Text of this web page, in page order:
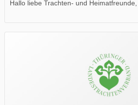
Hallo liebe Trachten- und Heimatfreunde,
Wir wünschen Euch viel Spaß beim Lesen.